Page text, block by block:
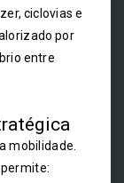
ciclovias e
por
entre
mobilidade.